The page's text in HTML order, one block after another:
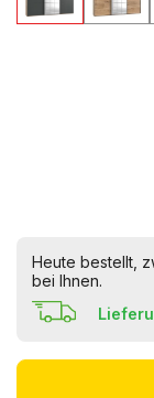
Heute bestellt,
bei Ihnen.